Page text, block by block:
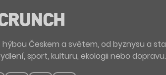
Českem a světem, od byznysu a
sport, kulturu, ekologii nebo dopravu.